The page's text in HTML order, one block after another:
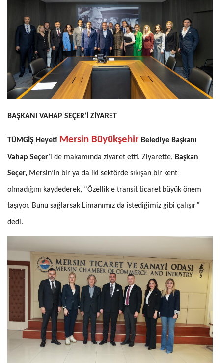
BAŞKANI VAHAP SEÇER’İ ZİYARET
TÜMGİŞ Heyeti Mersin Büyükşehir Belediye Başkanı
Vahap Seçer’i de makamında ziyaret etti. Ziyarette, Başkan
Seçer, Mersin’in bir ya da iki sektörde sıkışan bir kent
olmadığını kaydederek, “Özellikle transit ticaret büyük önem
taşıyor. Bunu sağlarsak Limanımız da istediğimiz gibi çalışır”
dedi.